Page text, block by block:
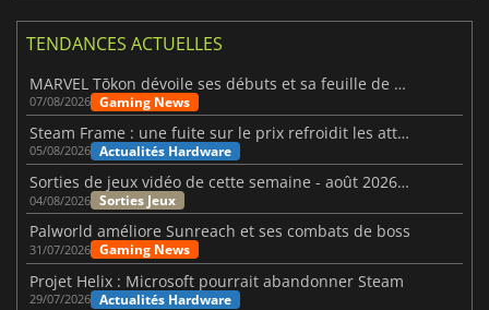
TENDANCES ACTUELLES
MARVEL Tōkon dévoile ses débuts et sa feuille de route
07/08/2026 Gaming News
Steam Frame : une fuite sur le prix refroidit les attentes VR
05/08/2026 Actualités Hardware
Sorties de jeux vidéo de cette semaine - août 2026 (semaine 32)
04/08/2026 Sorties Jeux
Palworld améliore Sunreach et ses combats de boss
31/07/2026 Gaming News
Projet Helix : Microsoft pourrait abandonner Steam
29/07/2026 Actualités Hardware